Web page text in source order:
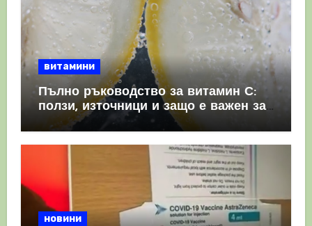
витамини
Пълно ръководство за витамин С:
ползи, източници и защо е важен за
имунната система
новини